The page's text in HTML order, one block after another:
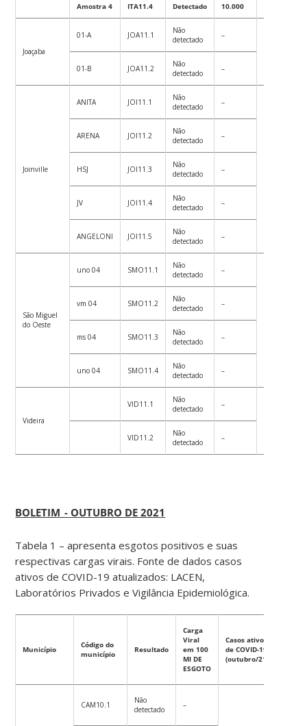
Amostra 4 ITA11.4 Detectado 10.000
Joaçaba
01-A JOA11.1
Não
detectado
–
01-B
JOA11.2
Não
detectado
–
Joinville
ANITA JOI11.1
Não
detectado
–
ARENA JOI11.2
Não
detectado
–
HSJ JOI11.3
Não
detectado
–
JV JOI11.4
Não
detectado
–
ANGELONI JOI11.5
Não
detectado
–
São Miguel
do Oeste
uno 04 SMO11.1
Não
detectado
–
vm 04 SMO11.2
Não
detectado
–
ms 04 SMO11.3
Não
detectado
–
uno 04 SMO11.4
Não
detectado
–
Videira
VID11.1
Não
detectado
–
VID11.2
Não
detectado
–
BOLETIM_- OUTUBRO DE 2021
Tabela 1 – apresenta esgotos positivos e suas
respectivas cargas virais. Fonte de dados casos
ativos de COVID-19 atualizados: LACEN,
Laboratórios Privados e Vigilância Epidemiológica.
Município
Código do
município
Resultado
Carga
Viral
em 100
Ml DE
ESGOTO
Casos ativos
de COVID-19
(outubro/21)
CAM10.1
Não
detectado
–